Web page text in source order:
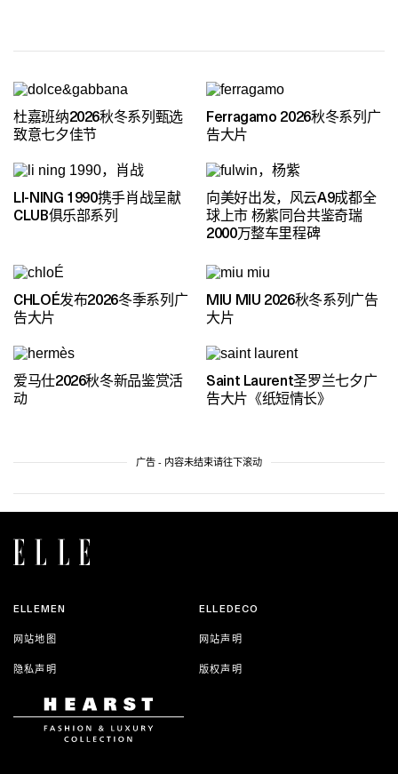
杜嘉班纳2026秋冬系列甄选
致意七夕佳节
Ferragamo 2026秋冬系列广
告大片
LI-NING 1990携手肖战呈献
CLUB俱乐部系列
向美好出发，风云A9成都全
球上市 杨紫同台共鉴奇瑞
2000万整车里程碑
CHLOÉ发布2026冬季系列广
告大片
MIU MIU 2026秋冬系列广告
大片
爱马仕2026秋冬新品鉴赏活
动
Saint Laurent圣罗兰七夕广
告大片《纸短情长》
广告 - 内容未结束请往下滚动
ELLEMEN ELLEDECO
网站地图 网站声明
隐私声明 版权声明